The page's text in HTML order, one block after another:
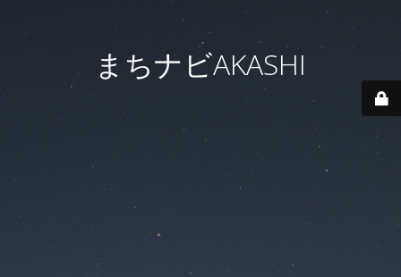
まちナビAKASHI